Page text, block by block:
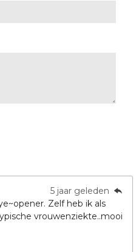
5 jaar geleden
Zelf heb ik als
vrouwenziekte..mooi